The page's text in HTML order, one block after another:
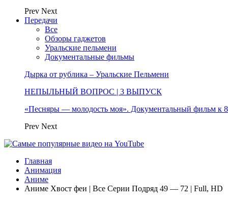
Prev Next
Передачи
Все
Обзоры гаджетов
Уральские пельмени
Документальные фильмы
Дырка от рублика – Уральские Пельмени
НЕПЫЛЬНЫЙ ВОПРОС | 3 ВЫПУСК
«Песняры — молодость моя». Документальный фильм к
Prev Next
Главная
Анимация
Аниме
Аниме Хвост феи | Все Серии Подряд 49 — 72 | Full, HD